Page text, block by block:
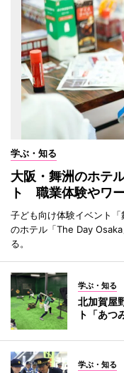
学ぶ・知る
大阪・舞洲のホテ
ト 職業体験やワ
子ども向け体験イベント
のホテル「The Day
る。
学ぶ・知る
北加賀屋
ト「あつ
学ぶ・知る